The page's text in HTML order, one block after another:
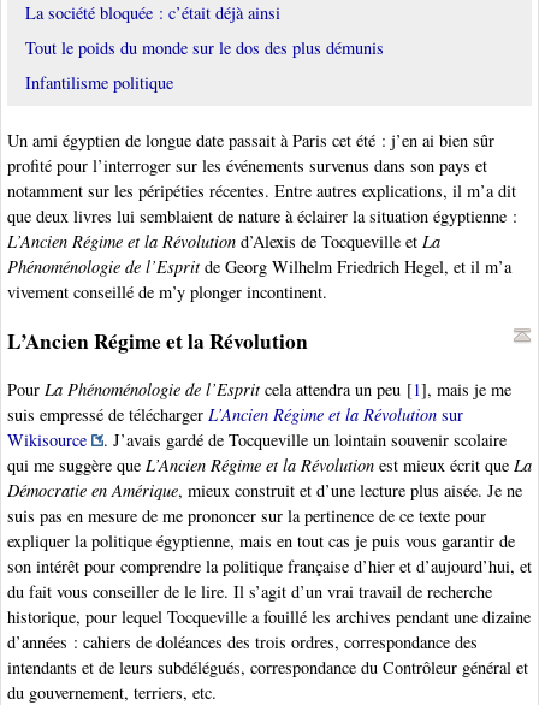
La société bloquée : c’était déjà ainsi
Tout le poids du monde sur le dos des plus démunis
Infantilisme politique
Un ami égyptien de longue date passait à Paris cet été : j’en ai bien sûr
profité pour l’interroger sur les événements survenus dans son pays et
notamment sur les péripéties récentes. Entre autres explications, il m’a dit
que deux livres lui semblaient de nature à éclairer la situation égyptienne :
L’Ancien Régime et la Révolution d’Alexis de Tocqueville et La
Phénoménologie de l’Espritde Georg Wilhelm Friedrich Hegel, et il m’a
vivement conseillé de m’y plonger incontinent.
L’Ancien Régime et la Révolution
Pour La Phénoménologie de l’Espritcela attendra un peu [1], mais je me
suis empressé de télécharger L’Ancien Régime et la Révolution sur
Wikisource
. J’avais gardé de Tocqueville un lointain souvenir scolaire
qui me suggère que L’Ancien Régime et la Révolution est mieux écrit que La
Démocratie en Amérique, mieux construit et d’une lecture plus aisée. Je ne
suis pas en mesure de me prononcer sur la pertinence de ce texte pour
expliquer la politique égyptienne, mais en tout cas je puis vous garantir de
son intérêt pour comprendre la politique française d’hier et d’aujourd’hui, et
du fait vous conseiller de le lire. Il s’agit d’un vrai travail de recherche
historique, pour lequel Tocqueville a fouillé les archives pendant une dizaine
d’années : cahiers de doléances des trois ordres, correspondance des
intendants et de leurs subdélégués, correspondance du Contrôleur général et
du gouvernement, terriers, etc.